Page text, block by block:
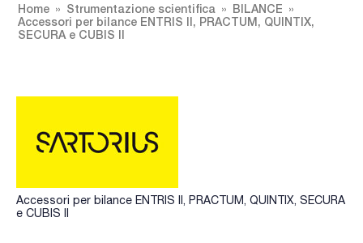
Home Strumentazione scientifica
BILANCE
Accessori per bilance ENTRIS II, PRACTUM, QUINTIX,
SECURA e CUBIS II
Accessori per bilance ENTRIS II, PRACTUM, QUINTIX, SECURA
e CUBIS II